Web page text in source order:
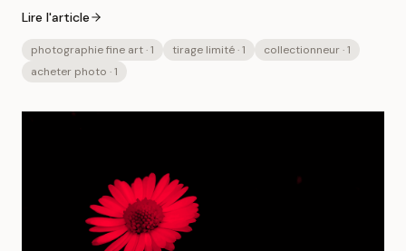
Lire l'article
photographie fine art· 1 tirage limité· 1 collectionneur· 1
acheter photo · 1